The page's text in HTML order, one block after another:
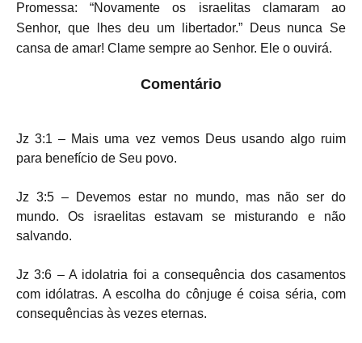
Promessa: “Novamente os israelitas clamaram ao
Senhor, que lhes deu um libertador.” Deus nunca Se
cansa de amar! Clame sempre ao Senhor. Ele o ouvirá.
Comentário
Jz 3:1 – Mais uma vez vemos Deus usando algo ruim
para benefício de Seu povo.
Jz 3:5 – Devemos estar no mundo, mas não ser do
mundo. Os israelitas estavam se misturando e não
salvando.
Jz 3:6 – A idolatria foi a consequência dos casamentos
com idólatras. A escolha do cônjuge é coisa séria, com
consequências às vezes eternas.